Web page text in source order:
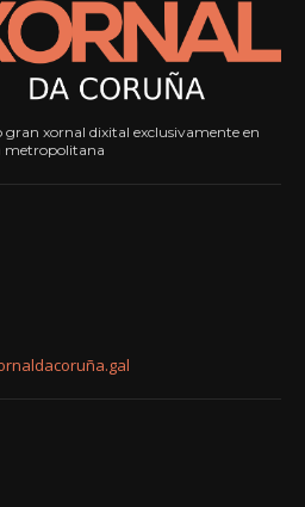
xornal dixital exclusivamente en
metropolitana